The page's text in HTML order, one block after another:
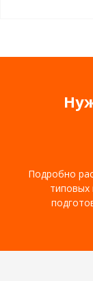
Подробно
типовых